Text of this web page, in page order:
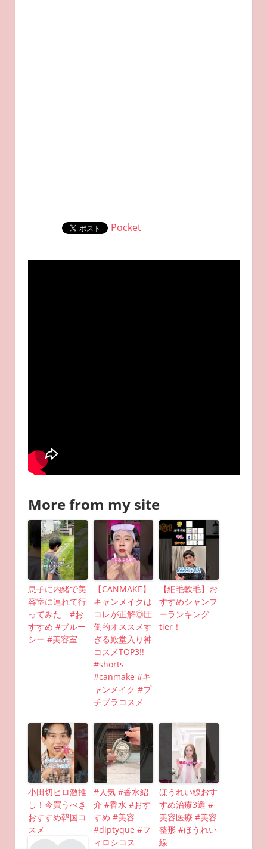
Pocket
More from my site
息子に内緒で美
容室に連れて行
ってみた #お
すすめ #ブルー
シー #美容室
【CANMAKE】
キャンメイクは
コレが正解◎圧
倒的オススメす
ぎる殿堂入り神
コスメTOP3!!
#shorts
#canmake #キ
ャンメイク #プ
チプラコスメ
【細毛軟毛】お
すすめシャンプ
ーランキング
tier！
小田切ヒロ激推
し！今買うべき
おすすめ韓国コ
スメ
#人気 #香水紹
介 #香水 #おす
すめ #美容
#diptyque #フ
ィロシコス
ほうれい線おす
すめ治療3選 #
美容医療 #美容
整形 #ほうれい
線